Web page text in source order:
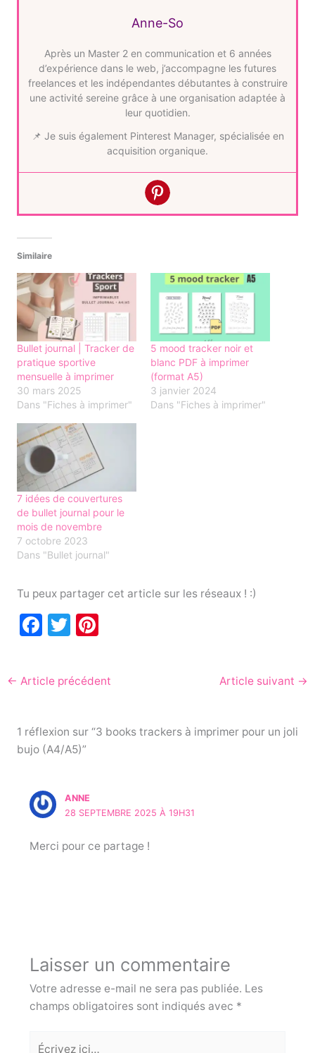
Anne-So
Après un Master 2 en communication et 6 années
d’expérience dans le web, j’accompagne les futures
freelances et les indépendantes débutantes à construire
une activité sereine grâce à une organisation adaptée à
leur quotidien.
📌 Je suis également Pinterest Manager, spécialisée en
acquisition organique.
Similaire
Bullet journal | Tracker de
pratique sportive
mensuelle à imprimer
30 mars 2025
Dans "Fiches à imprimer"
5 mood tracker noir et
blanc PDF à imprimer
(format A5)
3 janvier 2024
Dans "Fiches à imprimer"
7 idées de couvertures
de bullet journal pour le
mois de novembre
7 octobre 2023
Dans "Bullet journal"
Tu peux partager cet article sur les réseaux ! :)
F
c
e
o
o
T
itt
er
Pi
e
← Article précédent Article suivant →
1 réflexion sur “3 books trackers à imprimer pour un joli
bujo (A4/A5)”
ANNE
28 SEPTEMBRE 2025 À 19H31
Merci pour ce partage !
Laisser un commentaire
Votre adresse e-mail ne sera pas publiée. Les
champs obligatoires sont indiqués avec *
Écrivez